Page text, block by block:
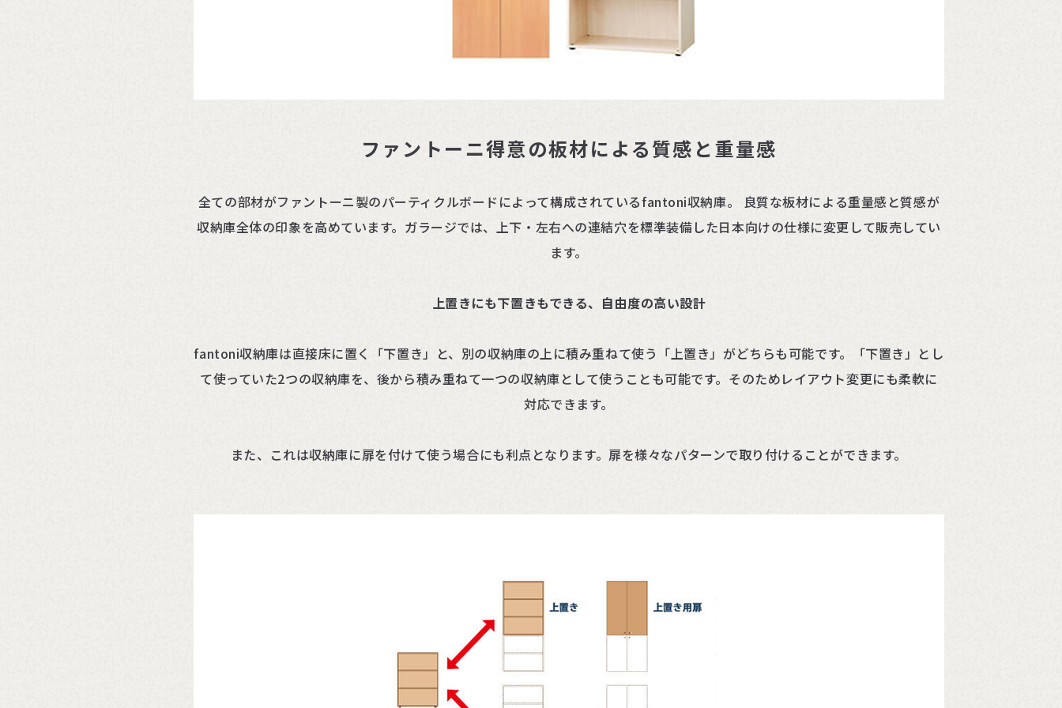
ファントーニ得意の板材による質感と重量感
全ての部材がファントーニ製のパーティクルボードによって構成されているfantoni収納庫。 良質な板材による重量感と質感が
収納庫全体の印象を高めています。ガラージでは、上下・左右への連結穴を標準装備した日本向けの仕様に変更して販売してい
ます。
上置きにも下置きもできる、自由度の高い設計
fantoni収納庫は直接床に置く「下置き」と、別の収納庫の上に積み重ねて使う「上置き」がどちらも可能です。「下置き」とし
て使っていた2つの収納庫を、後から積み重ねて一つの収納庫として使うことも可能です。そのためレイアウト変更にも柔軟に
対応できます。
また、これは収納庫に扉を付けて使う場合にも利点となります。扉を様々なパターンで取り付けることができます。